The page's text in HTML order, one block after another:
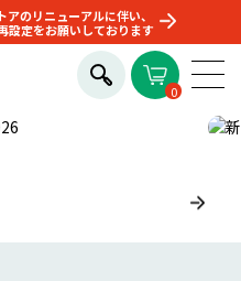
のリニューアルに伴い、
設定をお願いしております
0